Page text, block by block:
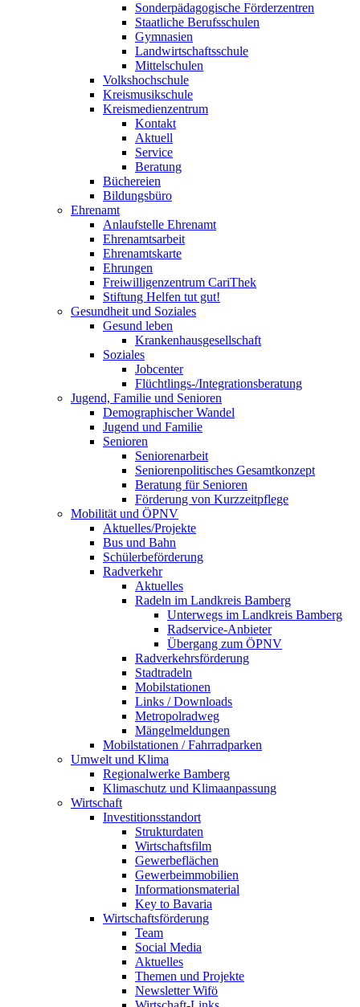
Sonderpädagogische Förderzentren
Staatliche Berufsschulen
Gymnasien
Landwirtschaftsschule
Mittelschulen
Volkshochschule
Kreismusikschule
Kreismedienzentrum
Kontakt
Aktuell
Service
Beratung
Büchereien
Bildungsbüro
Ehrenamt
Anlaufstelle Ehrenamt
Ehrenamtsarbeit
Ehrenamtskarte
Ehrungen
Freiwilligenzentrum CariThek
Stiftung Helfen tut gut!
Gesundheit und Soziales
Gesund leben
Krankenhausgesellschaft
Soziales
Jobcenter
Flüchtlings-/Integrationsberatung
Jugend, Familie und Senioren
Demographischer Wandel
Jugend und Familie
Senioren
Seniorenarbeit
Seniorenpolitisches Gesamtkonzept
Beratung für Senioren
Förderung von Kurzzeitpflege
Mobilität und ÖPNV
Aktuelles/Projekte
Bus und Bahn
Schülerbeförderung
Radverkehr
Aktuelles
Radeln im Landkreis Bamberg
Unterwegs im Landkreis Bamberg
Radservice-Anbieter
Übergang zum ÖPNV
Radverkehrsförderung
Stadtradeln
Mobilstationen
Links / Downloads
Metropolradweg
Mängelmeldungen
Mobilstationen / Fahrradparken
Umwelt und Klima
Regionalwerke Bamberg
Klimaschutz und Klimaanpassung
Wirtschaft
Investitionsstandort
Strukturdaten
Wirtschaftsfilm
Gewerbeflächen
Gewerbeimmobilien
Informationsmaterial
Key to Bavaria
Wirtschaftsförderung
Team
Social Media
Aktuelles
Themen und Projekte
Newsletter Wifö